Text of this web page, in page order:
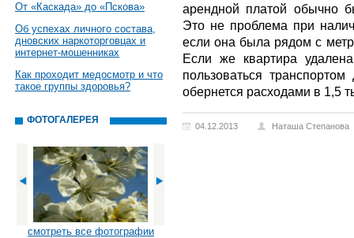
От «Каскада» до «Пскова»
Об успехах личного состава,
дновских наркоторговцах и
интернет-мошенниках
Как проходит медосмотр и что
такое группы здоровья?
ФОТОГАЛЕРЕЯ
смотреть все фотографии
арендной платой обычно
Это не проблема при
если она была рядом с
Если же квартира
пользоваться
обернется расходами в 1,5
04.12.2013 Наташа Степанова